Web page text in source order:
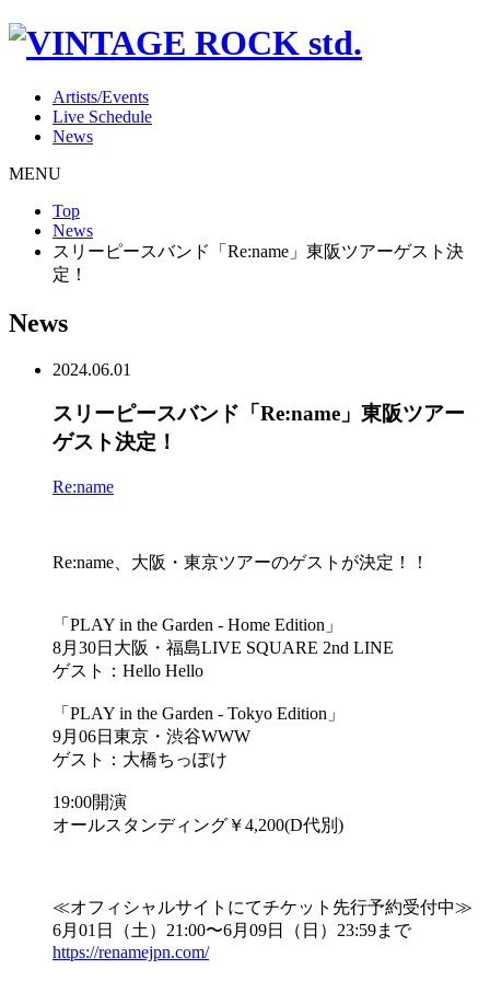
Artists/Events
Live Schedule
News
MENU
Top
News
スリーピースバンド「Re:name」東阪ツアーゲスト決
定！
News
2024.06.01
スリーピースバンド「Re:name」東阪ツアー
ゲスト決定！
Re:name
Re:name、大阪・東京ツアーのゲストが決定！！
「PLAY in the Garden - Home Edition」
8月30日大阪・福島LIVE SQUARE 2nd LINE
ゲスト：Hello Hello
「PLAY in the Garden - Tokyo Edition」
9月06日東京・渋谷WWW
ゲスト：大橋ちっぽけ
19:00開演
オールスタンディング￥4,200(D代別)
≪オフィシャルサイトにてチケット先行予約受付中≫
6月01日（土）21:00〜6月09日（日）23:59まで
https://renamejpn.com/